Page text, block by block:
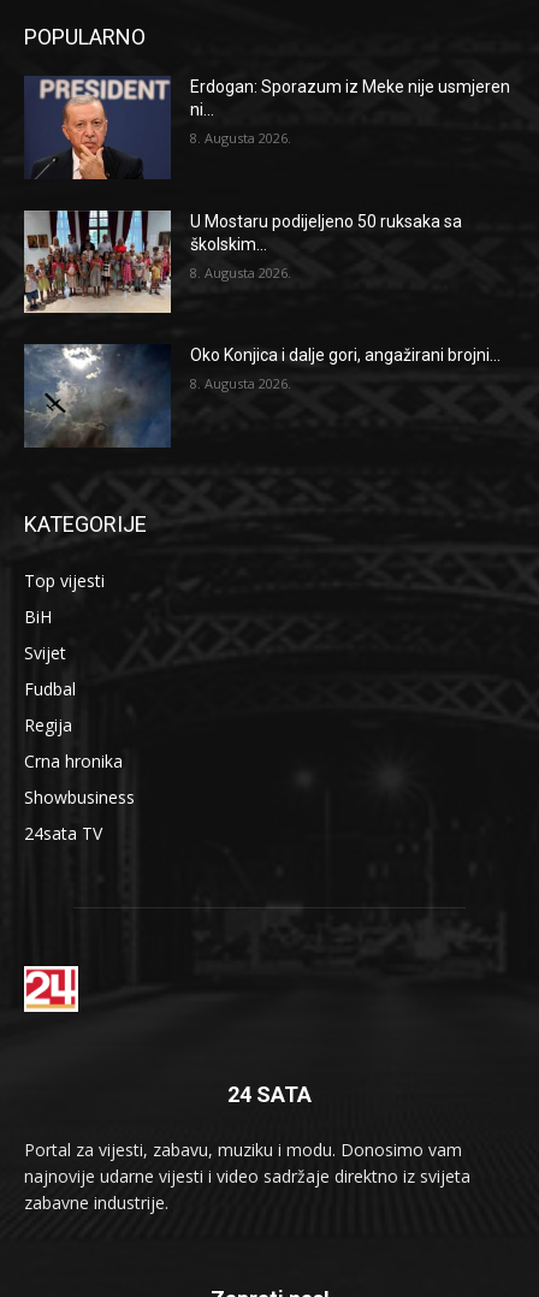
POPULARNO
Erdogan: Sporazum iz Meke nije usmjeren
ni...
8. Augusta 2026.
U Mostaru podijeljeno 50 ruksaka sa
školskim...
8. Augusta 2026.
Oko Konjica i dalje gori, angažirani brojni...
8. Augusta 2026.
KATEGORIJE
Top vijesti
BiH
Svijet
Fudbal
Regija
Crna hronika
Showbusiness
24sata TV
24 SATA
Portal za vijesti, zabavu, muziku i modu. Donosimo vam
najnovije udarne vijesti i video sadržaje direktno iz svijeta
zabavne industrije.